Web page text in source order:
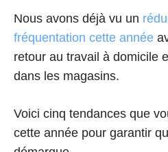
Nous avons déjà vu un
fréquentation cette année
retour au travail à domicile
dans les magasins.
Voici cinq tendances que
cette année pour garantir